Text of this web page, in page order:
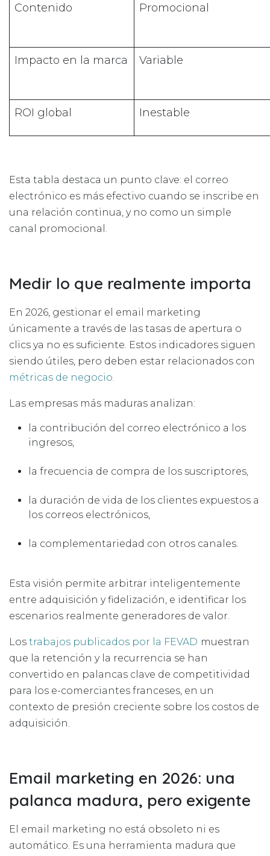
Contenido Promocional
Impacto en la marca Variable
ROI global Inestable
Esta tabla destaca un punto clave: el correo
electrónico es más efectivo cuando se inscribe en
una relación continua, y no como un simple
canal promocional.
Medir lo que realmente importa
En 2026, gestionar el email marketing
únicamente a través de las tasas de apertura o
clics ya no es suficiente. Estos indicadores siguen
siendo útiles, pero deben estar relacionados con
métricas de negocio.
Las empresas más maduras analizan:
la contribución del correo electrónico a los
ingresos,
la frecuencia de compra de los suscriptores,
la duración de vida de los clientes expuestos a
los correos electrónicos,
la complementariedad con otros canales.
Esta visión permite arbitrar inteligentemente
entre adquisición y fidelización, e identificar los
escenarios realmente generadores de valor.
Los trabajos publicados por la FEVAD muestran
que la retención y la recurrencia se han
convertido en palancas clave de competitividad
para los e-comerciantes franceses, en un
contexto de presión creciente sobre los costos de
adquisición.
Email marketing en 2026: una
palanca madura, pero exigente
El email marketing no está obsoleto ni es
automático. Es una herramienta madura que